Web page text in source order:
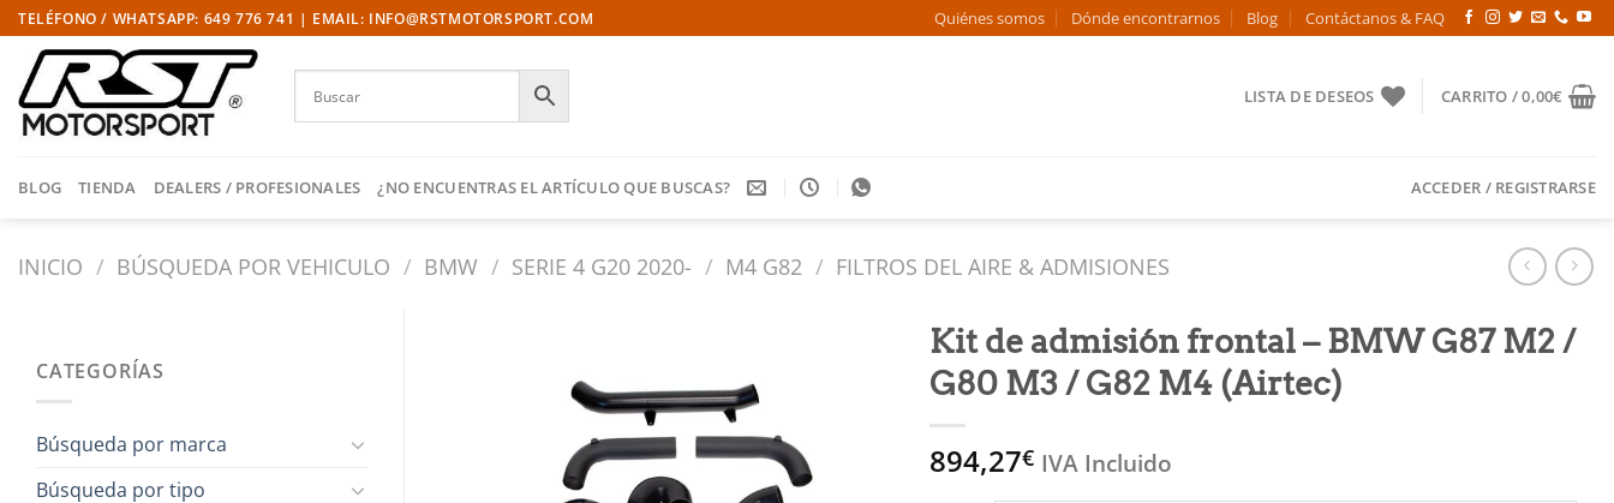
Saltar
al
contenido
TELÉFONO / WHATSAPP: 649 776 741 | EMAIL: INFO@RSTMOTORSPORT.COM Quiénes somos Dónde encontrarnos Blog Contáctanos & FAQ
LISTA DE DESEOS CARRITO /0,00€
BLOG TIENDA DEALERS / PROFESIONALES ¿NO ENCUENTRAS EL ARTÍCULO QUE BUSCAS? ACCEDER / REGISTRARSE
INICIO / BÚSQUEDA POR VEHICULO / BMW / SERIE 4 G20 2020- / M4 G82 / FILTROS DEL AIRE & ADMISIONES
CATEGORÍAS
Búsqueda por marca
Búsqueda por tipo
Kit de admisión frontal – BMW G87 M2 /
G80 M3 / G82 M4 (Airtec)
894,27€ IVA Incluido